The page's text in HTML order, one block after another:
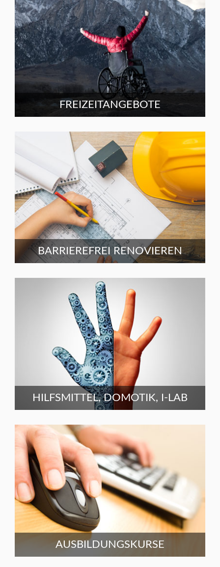
FREIZEITANGEBOTE
BARRIEREFREI RENOVIEREN
HILFSMITTEL, DOMOTIK, I-LAB
AUSBILDUNGSKURSE